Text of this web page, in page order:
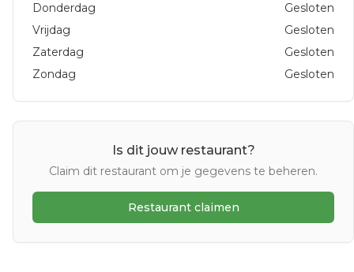
Donderdag
Gesloten
Vrijdag
Gesloten
Zaterdag
Gesloten
Zondag
Gesloten
Is dit jouw restaurant?
Claim dit restaurant om je gegevens te beheren.
Restaurant claimen